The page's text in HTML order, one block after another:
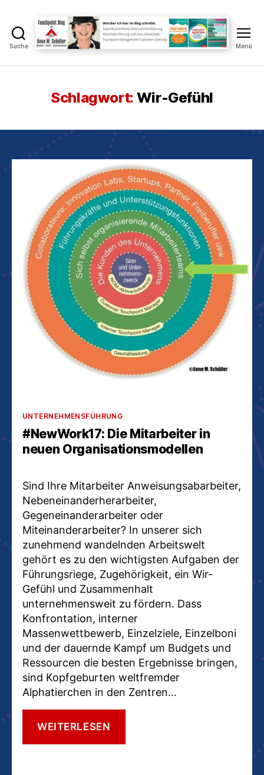
Suche
Touchpoint
Blog
M.
Schüller
Menü
Schlagwort: Wir-Gefühl
Kategorien
UNTERNEHMENSFÜHRUNG
#NewWork17: Die Mitarbeiter in
neuen Organisationsmodellen
Sind Ihre Mitarbeiter Anweisungsabarbeiter,
Nebeneinanderherarbeiter,
Gegeneinanderarbeiter oder
Miteinanderarbeiter? In unserer sich
zunehmend wandelnden Arbeitswelt
gehört es zu den wichtigsten Aufgaben der
Führungsriege, Zugehörigkeit, ein Wir-
Gefühl und Zusammenhalt
unternehmensweit zu fördern. Dass
Konfrontation, interner
Massenwettbewerb, Einzelziele, Einzelboni
und der dauernde Kampf um Budgets und
Ressourcen die besten Ergebnisse bringen,
sind Kopfgeburten weltfremder
Alphatierchen in den Zentren…
WEITERLESEN